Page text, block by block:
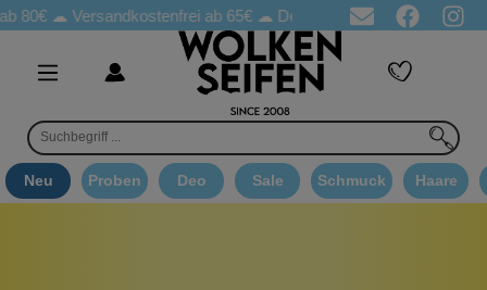
80€ ☁Versandkostenfrei ab 65€☁ Deo Proben in jeder Bestellung
Neu Proben Deo Sale Schmuck Haare